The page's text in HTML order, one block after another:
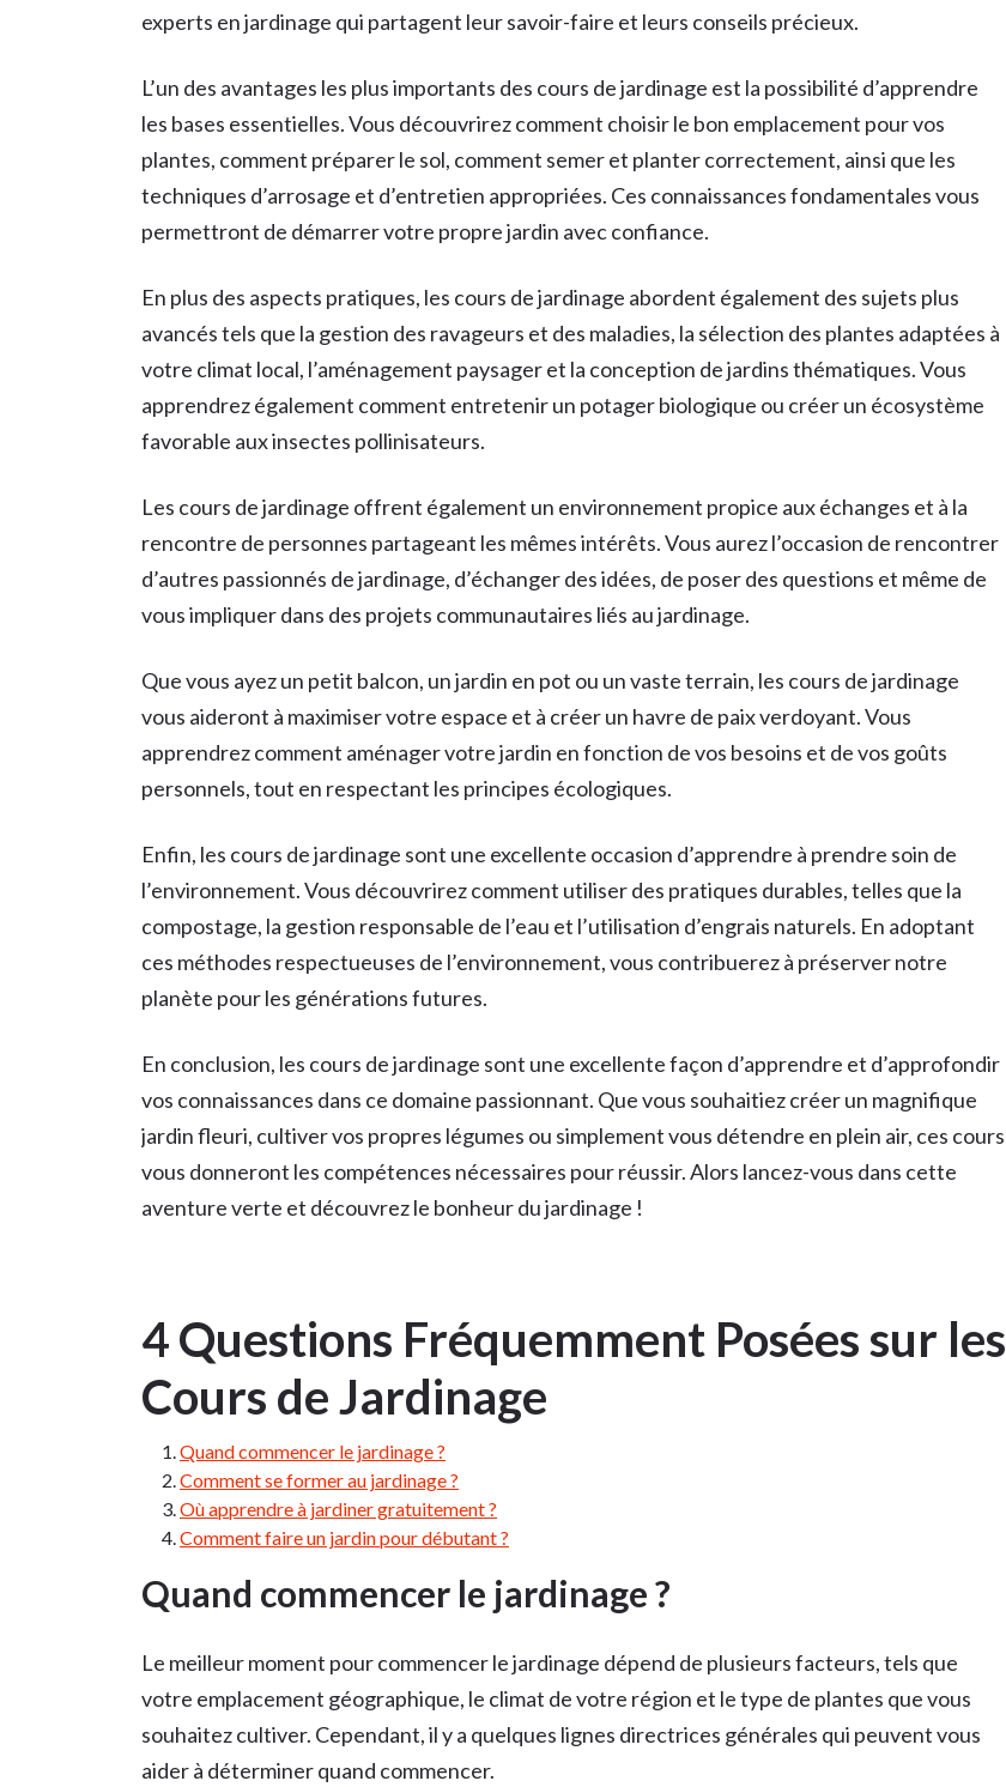
experts en jardinage qui partagent leur savoir-faire et leurs conseils précieux.
L’un des avantages les plus importants des cours de jardinage est la possibilité d’apprendre
les bases essentielles. Vous découvrirez comment choisir le bon emplacement pour vos
plantes, comment préparer le sol, comment semer et planter correctement, ainsi que les
techniques d’arrosage et d’entretien appropriées. Ces connaissances fondamentales vous
permettront de démarrer votre propre jardin avec confiance.
En plus des aspects pratiques, les cours de jardinage abordent également des sujets plus
avancés tels que la gestion des ravageurs et des maladies, la sélection des plantes adaptées à
votre climat local, l’aménagement paysager et la conception de jardins thématiques. Vous
apprendrez également comment entretenir un potager biologique ou créer un écosystème
favorable aux insectes pollinisateurs.
Les cours de jardinage offrent également un environnement propice aux échanges et à la
rencontre de personnes partageant les mêmes intérêts. Vous aurez l’occasion de rencontrer
d’autres passionnés de jardinage, d’échanger des idées, de poser des questions et même de
vous impliquer dans des projets communautaires liés au jardinage.
Que vous ayez un petit balcon, un jardin en pot ou un vaste terrain, les cours de jardinage
vous aideront à maximiser votre espace et à créer un havre de paix verdoyant. Vous
apprendrez comment aménager votre jardin en fonction de vos besoins et de vos goûts
personnels, tout en respectant les principes écologiques.
Enfin, les cours de jardinage sont une excellente occasion d’apprendre à prendre soin de
l’environnement. Vous découvrirez comment utiliser des pratiques durables, telles que la
compostage, la gestion responsable de l’eau et l’utilisation d’engrais naturels. En adoptant
ces méthodes respectueuses de l’environnement, vous contribuerez à préserver notre
planète pour les générations futures.
En conclusion, les cours de jardinage sont une excellente façon d’apprendre et d’approfondir
vos connaissances dans ce domaine passionnant. Que vous souhaitiez créer un magnifique
jardin fleuri, cultiver vos propres légumes ou simplement vous détendre en plein air, ces cours
vous donneront les compétences nécessaires pour réussir. Alors lancez-vous dans cette
aventure verte et découvrez le bonheur du jardinage !
4 Questions Fréquemment Posées sur les
Cours de Jardinage
Quand commencer le jardinage ?
Comment se former au jardinage ?
Où apprendre à jardiner gratuitement ?
Comment faire un jardin pour débutant ?
Quand commencer le jardinage ?
Le meilleur moment pour commencer le jardinage dépend de plusieurs facteurs, tels que
votre emplacement géographique, le climat de votre région et le type de plantes que vous
souhaitez cultiver. Cependant, il y a quelques lignes directrices générales qui peuvent vous
aider à déterminer quand commencer.